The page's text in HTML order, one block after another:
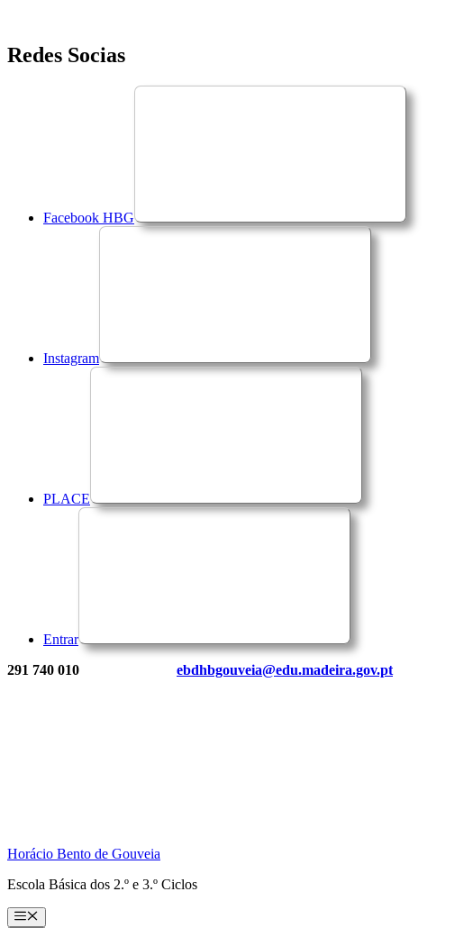
Saltar
para
Redes Socias
Facebook HBG
Instagram
PLACE
Entrar
291 740 010 ebdhbgouveia@edu.madeira.gov.pt
Horácio Bento de Gouveia
Escola Básica dos 2.º e 3.º Ciclos
Menu